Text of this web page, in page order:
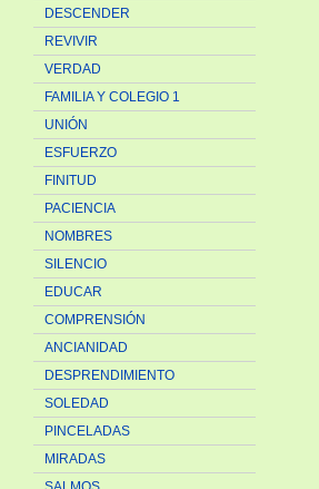
DESCENDER
REVIVIR
VERDAD
FAMILIA Y COLEGIO 1
UNIÓN
ESFUERZO
FINITUD
PACIENCIA
NOMBRES
SILENCIO
EDUCAR
COMPRENSIÓN
ANCIANIDAD
DESPRENDIMIENTO
SOLEDAD
PINCELADAS
MIRADAS